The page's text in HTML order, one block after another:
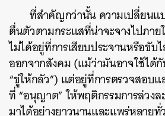
ที่สำคัญกว่านั้น ความเปลี่ยนแ
ตื่นตัวตามกระแสที่น่าจะจางไปภาย
ไม่ได้อยู่ที่การเสียบประจานหรือขับ
ออกจากสังคม (แม้ว่ามันอาจใช้ได้
“ขู่ให้กลัว”)​ แต่อยู่ที่การตรวจสอบ
ที่ “อนุญาต” ให้พฤติกรรมการล่วงล
มาได้อย่างยาวนานและแพร่หลายทั่